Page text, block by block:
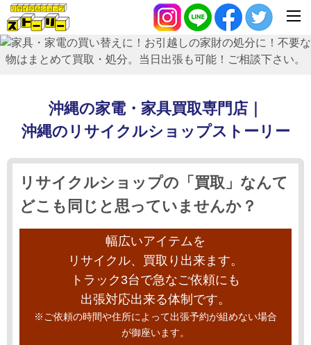
沖縄の家電・家具買取専門店｜
沖縄のリサイクルショップストーリー
リサイクルショップの 「買取」 なんて
どこも同じと思っていませんか？
幅広いアイテムを
リサイクル、買取り出来ます。
トラック3台で急なご依頼にも
出張対応出来る体制です。
※ご依頼の時間や住所によって出張予約が組めない場合
が御座います。